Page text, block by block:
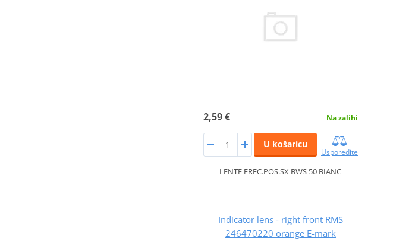
2,59 € Na zalihi
U košaricu
Usporedite
LENTE FREC.POS.SX BWS 50 BIANC
Indicator lens - right front RMS
246470220 orange E-mark